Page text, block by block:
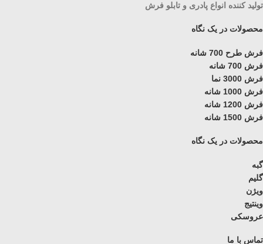
تولید کننده انواع پادری و تابلو فرش
محصولات در یک نگاه
فرش طرح 700 شانه
فرش 700 شانه
فرش 3000 نما
فرش 1000 شانه
فرش 1200 شانه
فرش 1500 شانه
محصولات در یک نگاه
گبه
گلیم
ویژن
وینتیج
عروسکی
تماس با ما